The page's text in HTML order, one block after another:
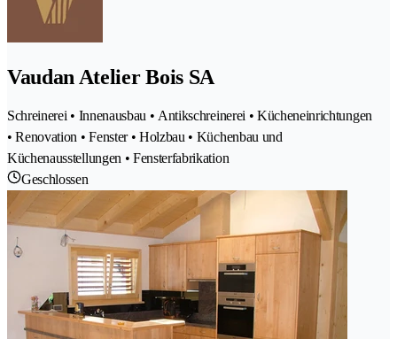
Vaudan Atelier Bois SA
Schreinerei • Innenausbau • Antikschreinerei • Kücheneinrichtungen
• Renovation • Fenster • Holzbau • Küchenbau und
Küchenausstellungen • Fensterfabrikation
Geschlossen